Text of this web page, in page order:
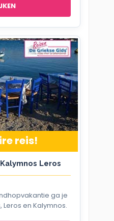
reis!
Leros
ga je
en Kalymnos.